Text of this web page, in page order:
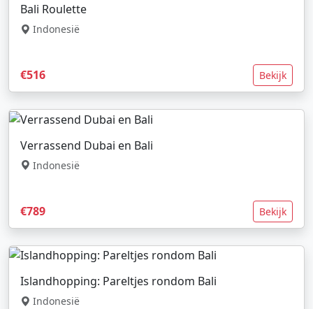
Bali Roulette
Indonesië
€516 Bekijk
Verrassend Dubai en Bali
Indonesië
€789 Bekijk
Islandhopping: Pareltjes rondom Bali
Indonesië